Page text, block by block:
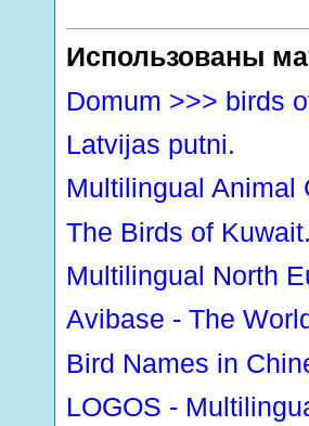
Использованы
Domum >>> birds
Latvijas putni.
Multilingual Animal
The Birds of
Multilingual North
Avibase - The
Bird Names in
LOGOS -